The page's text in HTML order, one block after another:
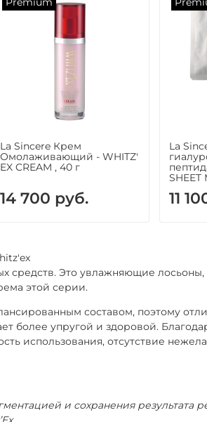
La Sincere Крем
Омолаживающий - WHITZ'
EX CREAM , 40 г
14 700 руб.
La
SHEET
11
средств. Это увлажняющие
этой серии.
составом, поэтому
более упругой и здоровой.
использования, отсутствие
и сохранения результата